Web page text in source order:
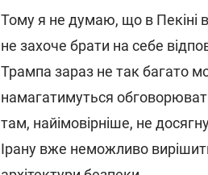
Тому я не думаю, що в Пекіні
не захоче брати на себе
Трампа зараз не так багато
намагатимуться
там, найімовірніше, не
Ірану вже неможливо